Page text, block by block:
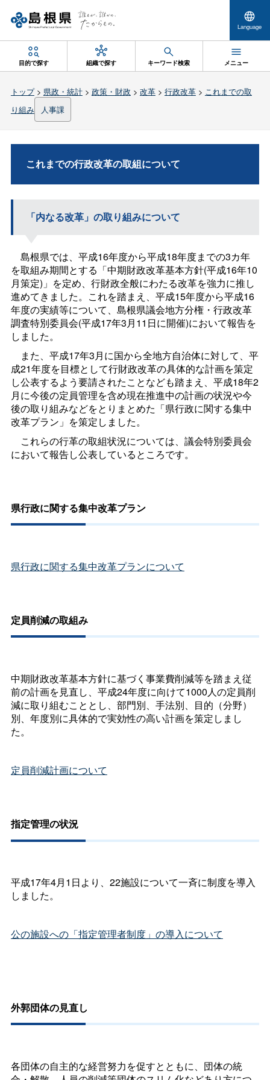
Language
目的で探す 組織で探す キーワード検索 メニュー
トップ> 県政・統計> 政策・財政 > 改革> 行政改革> これまでの取
り組み
人事課
これまでの行政改革の取組について
「内なる改革」の取り組みについて
島根県では、平成16年度から平成18年度までの3カ年
を取組み期間とする「中期財政改革基本方針(平成16年10
月策定)」を定め、行財政全般にわたる改革を強力に推し
進めてきました。これを踏まえ、平成15年度から平成16
年度の実績等について、島根県議会地方分権・行政改革
調査特別委員会(平成17年3月11日に開催)において報告を
しました。
また、平成17年3月に国から全地方自治体に対して、平
成21年度を目標として行財政改革の具体的な計画を策定
し公表するよう要請されたことなども踏まえ、平成18年2
月に今後の定員管理を含め現在推進中の計画の状況や今
後の取り組みなどをとりまとめた「県行政に関する集中
改革プラン」を策定しました。
これらの行革の取組状況については、議会特別委員会
において報告し公表しているところです。
県行政に関する集中改革プラン
県行政に関する集中改革プランについて
定員削減の取組み
中期財政改革基本方針に基づく事業費削減等を踏まえ従
前の計画を見直し、平成24年度に向けて1000人の定員削
減に取り組むこととし、部門別、手法別、目的（分野）
別、年度別に具体的で実効性の高い計画を策定しまし
た。
定員削減計画について
指定管理の状況
平成17年4月1日より、22施設について一斉に制度を導入
しました。
公の施設への「指定管理者制度」の導入について
外郭団体の見直し
各団体の自主的な経営努力を促すとともに、団体の統